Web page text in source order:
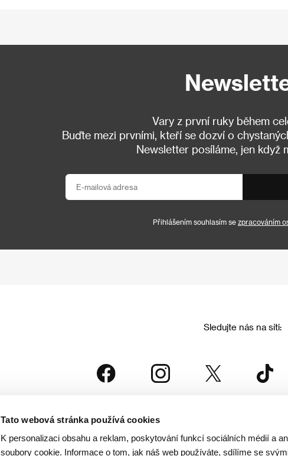
Tato webová stránka používá cookies
K personalizaci obsahu a reklam, poskytování funkcí sociálních médií a
soubory cookie. Informace o tom, jak náš web používáte, sdílíme se
Vary z první ruky během
Buďte mezi prvními, kteří se dozví o
Newsletter posíláme, jen když
Přihlášením souhlasím se zpracováním
Sledujte nás na síti:
je součástí rodiny KVIFF Group, která